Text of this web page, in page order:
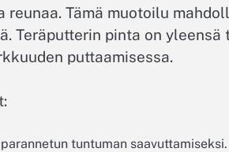
Tämä muotoilu
Teräputterin pinta on
puttaamisessa.
tuntuman saavuttamiseksi.